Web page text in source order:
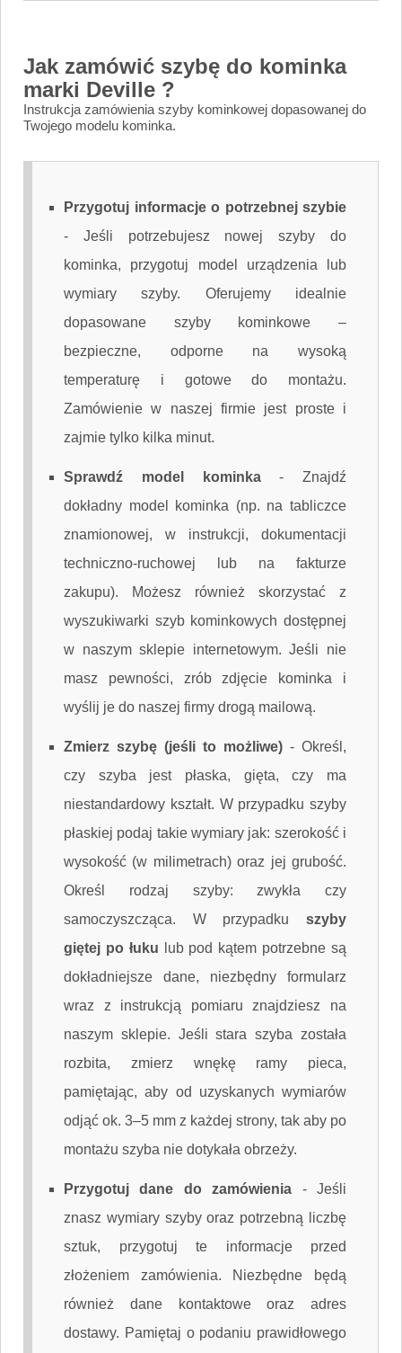
Jak zamówić szybę do kominka
marki Deville ?
Instrukcja zamówienia szyby kominkowej dopasowanej do
Twojego modelu kominka.
Przygotuj informacje o potrzebnej szybie
- Jeśli potrzebujesz nowej szyby do
kominka, przygotuj model urządzenia lub
wymiary szyby. Oferujemy idealnie
dopasowane szyby kominkowe –
bezpieczne, odporne na wysoką
temperaturę i gotowe do montażu.
Zamówienie w naszej firmie jest proste i
zajmie tylko kilka minut.
Sprawdź model kominka- Znajdź
dokładny model kominka (np. na tabliczce
znamionowej, w instrukcji, dokumentacji
techniczno-ruchowej lub na fakturze
zakupu). Możesz również skorzystać z
wyszukiwarki szyb kominkowych dostępnej
w naszym sklepie internetowym. Jeśli nie
masz pewności, zrób zdjęcie kominka i
wyślij je do naszej firmy drogą mailową.
Zmierz szybę (jeśli to możliwe) - Określ,
czy szyba jest płaska, gięta, czy ma
niestandardowy kształt. W przypadku szyby
płaskiej podaj takie wymiary jak: szerokość i
wysokość (w milimetrach) oraz jej grubość.
Określ rodzaj szyby: zwykła czy
samoczyszcząca. W przypadku szyby
giętej po łuku lub pod kątem potrzebne są
dokładniejsze dane, niezbędny formularz
wraz z instrukcją pomiaru znajdziesz na
naszym sklepie. Jeśli stara szyba została
rozbita, zmierz wnękę ramy pieca,
pamiętając, aby od uzyskanych wymiarów
odjąć ok. 3–5 mm z każdej strony, tak aby po
montażu szyba nie dotykała obrzeży.
Przygotuj dane do zamówienia -Jeśli
znasz wymiary szyby oraz potrzebną liczbę
sztuk, przygotuj te informacje przed
złożeniem zamówienia. Niezbędne będą
również dane kontaktowe oraz adres
dostawy. Pamiętaj o podaniu prawidłowego